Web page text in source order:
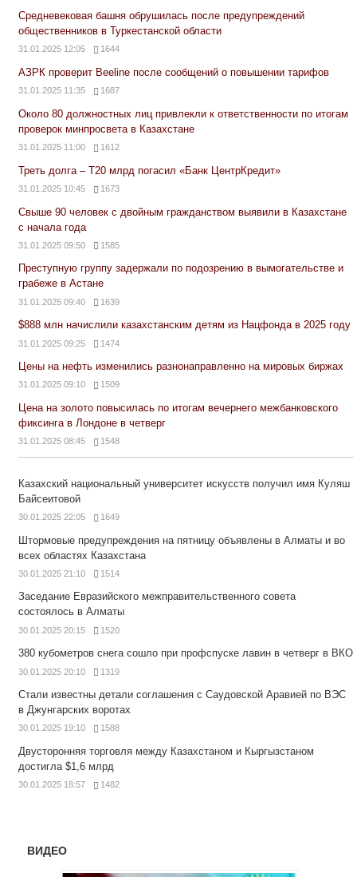
Средневековая башня обрушилась после предупреждений
общественников в Туркестанской области
31.01.2025 12:05 1644
АЗРК проверит Beeline после сообщений о повышении тарифов
31.01.2025 11:35 1687
Около 80 должностных лиц привлекли к ответственности по итогам
проверок минпросвета в Казахстане
31.01.2025 11:00 1612
Треть долга – Т20 млрд погасил «Банк ЦентрКредит»
31.01.2025 10:45 1673
Свыше 90 человек с двойным гражданством выявили в Казахстане
с начала года
31.01.2025 09:50 1585
Преступную группу задержали по подозрению в вымогательстве и
грабеже в Астане
31.01.2025 09:40 1639
$888 млн начислили казахстанским детям из Нацфонда в 2025 году
31.01.2025 09:25 1474
Цены на нефть изменились разнонаправленно на мировых биржах
31.01.2025 09:10 1509
Цена на золото повысилась по итогам вечернего межбанковского
фиксинга в Лондоне в четверг
31.01.2025 08:45 1548
Казахский национальный университет искусств получил имя Куляш
Байсеитовой
30.01.2025 22:05 1649
Штормовые предупреждения на пятницу объявлены в Алматы и во
всех областях Казахстана
30.01.2025 21:10 1514
Заседание Евразийского межправительственного совета
состоялось в Алматы
30.01.2025 20:15 1520
380 кубометров снега сошло при профспуске лавин в четверг в ВКО
30.01.2025 20:10 1319
Стали известны детали соглашения с Саудовской Аравией по ВЭС
в Джунгарских воротах
30.01.2025 19:10 1588
Двусторонняя торговля между Казахстаном и Кыргызстаном
достигла $1,6 млрд
30.01.2025 18:57 1482
ВИДЕО